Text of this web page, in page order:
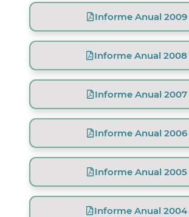
Informe Anual 2009
Informe Anual 2008
Informe Anual 2007
Informe Anual 2006
Informe Anual 2005
Informe Anual 2004